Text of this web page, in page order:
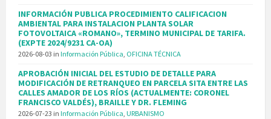
INFORMACIÓN PUBLICA PROCEDIMIENTO CALIFICACION
AMBIENTAL PARA INSTALACION PLANTA SOLAR
FOTOVOLTAICA «ROMANO», TERMINO MUNICIPAL DE TARIFA.
(EXPTE 2024/9231 CA-OA)
2026-08-03 in Información Pública, OFICINA TÉCNICA
APROBACIÓN INICIAL DEL ESTUDIO DE DETALLE PARA
MODIFICACIÓN DE RETRANQUEO EN PARCELA SITA ENTRE LAS
CALLES AMADOR DE LOS RÍOS (ACTUALMENTE: CORONEL
FRANCISCO VALDÉS), BRAILLE Y DR. FLEMING
2026-07-23 in Información Pública, URBANISMO